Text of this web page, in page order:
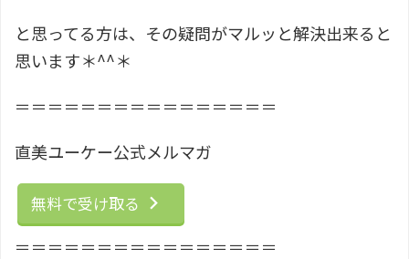
と思ってる方は、その疑問がマルッと解決出来ると
思います＊^^＊
＝＝＝＝＝＝＝＝＝＝＝＝＝＝＝＝
直美ユーケー公式メルマガ
無料で受け取る
＝＝＝＝＝＝＝＝＝＝＝＝＝＝＝＝